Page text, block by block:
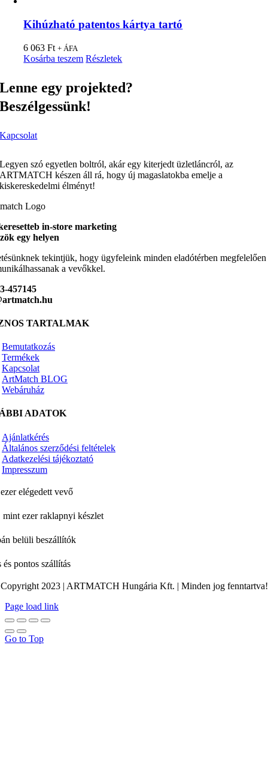
Kihúzható patentos kártya tartó
6 063Ft + ÁFA
Kosárba teszem Részletek
Lenne egy projekted?
Beszélgessünk!
Kapcsolat
Legyen szó egyetlen boltról, akár egy kiterjedt üzletláncról, az
ARTMATCH készen áll rá, hogy új magaslatokba emelje a
kiskereskedelmi élményt!
in-store marketing
egy helyen
tekintjük, hogy ügyfeleink minden eladótérben megfelelően
a vevőkkel.
457145
TARTALMAK
Bemutatkozás
Termékek
Kapcsolat
ArtMatch BLOG
Webáruház
ADATOK
Ajánlatkérés
Általános szerződési feltételek
Adatkezelési tájékoztató
Impresszum
elégedett vevő
mint ezer raklapnyi készlet
belüli beszállítók
és pontos szállítás
Copyright 2023 | ARTMATCH Hungária Kft. | Minden jog fenntartva!
Page load link
Go to Top